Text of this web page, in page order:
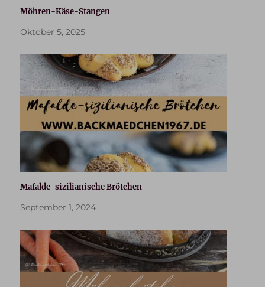
Möhren-Käse-Stangen
Oktober 5, 2025
Mafalde-sizilianische Brötchen
September 1, 2024